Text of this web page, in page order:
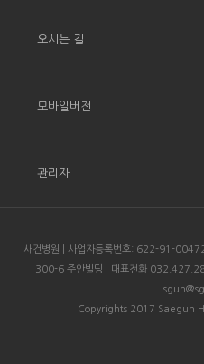
오시는 길
모바일버전
관리자
새건병원 | 사업자등록번호: 622-91-
300-6 주안빌딩 | 대표전화
Copyrights 2017 Saegun